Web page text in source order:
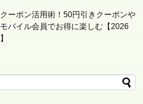
ーポン活用術！50円引きクーポンや
バイル会員でお得に楽しむ【2026